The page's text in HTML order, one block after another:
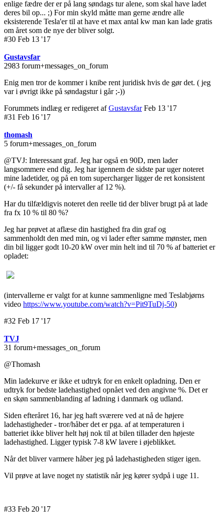
enlige fædre der er på lang søndags tur alene, som skal have ladet
deres bil op... ;) For min skyld måtte man gerne ændre alle
eksisterende Tesla'er til at have et max antal kw man kan lade gratis
om året som de nye der bliver solgt.
#30 Feb 13 '17
Gustavsfar
2983 forum+messages_on_forum
Enig men tror de kommer i knibe rent juridisk hvis de gør det. ( jeg
var i øvrigt ikke på søndagstur i går ;-))
Forummets indlæg er redigeret afGustavsfarFeb 13 '17
#31 Feb 16 '17
thomash
5 forum+messages_on_forum
@TVJ: Interessant graf. Jeg har også en 90D, men lader
langsommere end dig. Jeg har igennem de sidste par uger noteret
mine ladetider, og på en tom supercharger ligger de ret konsistent
(+/- få sekunder på intervaller af 12 %).
Har du tilfældigvis noteret den reelle tid der bliver brugt på at lade
fra fx 10 % til 80 %?
Jeg har prøvet at aflæse din hastighed fra din graf og
sammenholdt den med min, og vi lader efter samme mønster, men
din bil ligger godt 10-20 kW over min helt ind til 70 % af batteriet er
opladet:
(intervallerne er valgt for at kunne sammenligne med Teslabjørns
video https://www.youtube.com/watch?v=Pit9TuDj-50)
#32 Feb 17 '17
TVJ
31 forum+messages_on_forum
@Thomash
Min ladekurve er ikke et udtryk for en enkelt opladning. Den er
udtryk for bedste ladehastighed opnået ved den angivne %. Det er
en skøn sammenblanding af ladning i danmark og udland.
Siden efteråret 16, har jeg haft sværere ved at nå de højere
ladehastigheder - tror/håber det er pga. af at temperaturen i
batteriet ikke bliver helt høj nok til at bilen tillader den højeste
ladehastighed. Ligger typisk 7-8 kW lavere i øjeblikket.
Når det bliver varmere håber jeg på ladehastigheden stiger igen.
Vil prøve at lave noget ny statistik når jeg kører sydpå i uge 11.
#33 Feb 20 '17